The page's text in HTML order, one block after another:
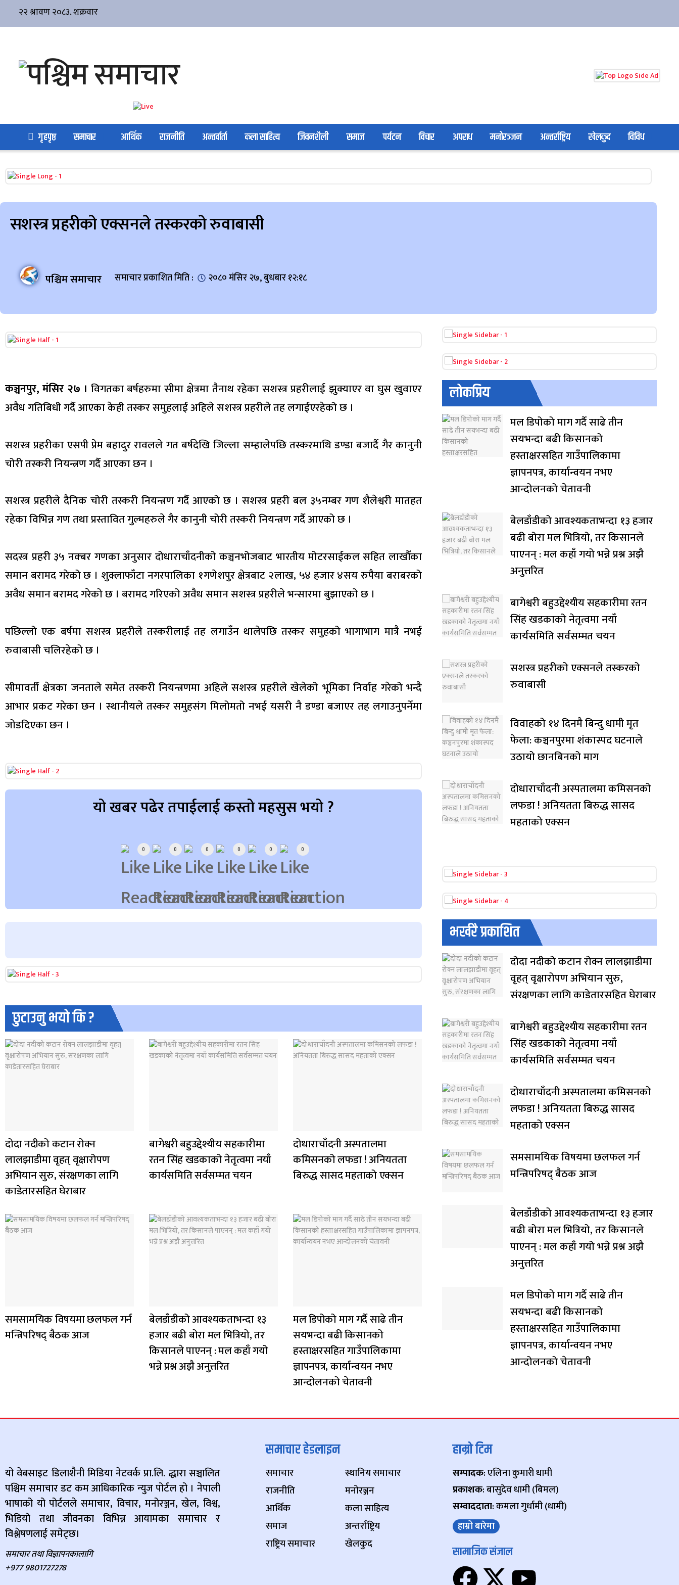
गृहपृष्ठ समाचार आर्थिक राजनीति अन्तर्वार्ता कला साहित्य जिवनशैली समाज पर्यटन विचार अपराध मनोरञ्जन अन्तर्राष्ट्रिय खेलकुद विविध
सशस्त्र प्रहरीको एक्सनले तस्करको रुवाबासी
पश्चिम समाचार समाचार प्रकाशित मिति : २०८० मंसिर २७, बुधबार १२:१८
कञ्चनपुर, मंसिर २७ । विगतका बर्षहरुमा सीमा क्षेत्रमा तैनाथ रहेका सशस्त्र प्रहरीलाई झुक्याएर वा घुस खुवाएर
अवैध गतिबिधी गर्दै आएका केही तस्कर समुहलाई अहिले सशस्त्र प्रहरीले तह लगाईएरहेको छ ।
सशस्त्र प्रहरीका एसपी प्रेम बहादुर रावलले गत बर्षदेखि जिल्ला सम्हालेपछि तस्करमाथि डण्डा बजार्दै गैर कानुनी
चोरी तस्करी नियन्त्रण गर्दै आएका छन ।
सशस्त्र प्रहरीले दैनिक चोरी तस्करी नियन्त्रण गर्दै आएको छ । सशस्त्र प्रहरी बल ३५नम्बर गण शैलेश्वरी मातहत
रहेका विभिन्न गण तथा प्रस्तावित गुल्महरुले गैर कानुनी चोरी तस्करी नियन्त्रण गर्दै आएको छ ।
सदस्त्र प्रहरी ३५ नक्बर गणका अनुसार दोधाराचाँदनीको कञ्चनभोजबाट भारतीय मोटरसाईकल सहित लाखौँका
समान बरामद गरेको छ । शुक्लाफाँटा नगरपालिका १गणेशपुर क्षेत्रबाट २लाख, ५४ हजार ४सय रुपैया बराबरको
अवैध समान बरामद गरेको छ । बरामद गरिएको अवैध समान सशस्त्र प्रहरीले भन्सारमा बुझाएको छ ।
पछिल्लो एक बर्षमा सशस्त्र प्रहरीले तस्करीलाई तह लगाउँन थालेपछि तस्कर समुहको भागाभाग मात्रै नभई
रुवाबासी चलिरहेको छ ।
सीमावर्ती क्षेत्रका जनताले समेत तस्करी नियन्त्रणमा अहिले सशस्त्र प्रहरीले खेलेको भूमिका निर्वाह गरेको भन्दै
आभार प्रकट गरेका छन । स्थानीयले तस्कर समुहसंग मिलोमतो नभई यसरी नै डण्डा बजाएर तह लगाउनुपर्नेमा
जोडदिएका छन ।
यो खबर पढेर तपाईलाई कस्तो महसुस भयो ?
0 0 0 0 0 0
छुटाउनु भयो कि ?
दोदा नदीको कटान रोक्न
लालझाडीमा वृहत् वृक्षारोपण
अभियान सुरु, संरक्षणका लागि
काडेतारसहित घेराबार
बागेश्वरी बहुउद्देश्यीय सहकारीमा
रतन सिंह खडकाको नेतृत्वमा नयाँ
कार्यसमिति सर्वसम्मत चयन
दोधाराचाँदनी अस्पतालमा
कमिसनको लफडा ! अनियतता
बिरुद्ध सासद महताको एक्सन
समसामयिक विषयमा छलफल गर्न
मन्त्रिपरिषद् बैठक आज
बेलडाँडीको आवश्यकताभन्दा १३
हजार बढी बोरा मल भित्रियो, तर
किसानले पाएनन् : मल कहाँ गयो
भन्ने प्रश्न अझै अनुत्तरित
मल डिपोको माग गर्दै साढे तीन
सयभन्दा बढी किसानको
हस्ताक्षरसहित गाउँपालिकामा
ज्ञापनपत्र, कार्यान्वयन नभए
आन्दोलनको चेतावनी
लोकप्रिय
मल डिपोको माग गर्दै साढे तीन
सयभन्दा बढी किसानको
हस्ताक्षरसहित गाउँपालिकामा
ज्ञापनपत्र, कार्यान्वयन नभए
आन्दोलनको चेतावनी
बेलडाँडीको आवश्यकताभन्दा १३ हजार
बढी बोरा मल भित्रियो, तर किसानले
पाएनन् : मल कहाँ गयो भन्ने प्रश्न अझै
अनुत्तरित
बागेश्वरी बहुउद्देश्यीय सहकारीमा रतन
सिंह खडकाको नेतृत्वमा नयाँ
कार्यसमिति सर्वसम्मत चयन
सशस्त्र प्रहरीको एक्सनले तस्करको
रुवाबासी
विवाहको १४ दिनमै बिन्दु धामी मृत
फेला: कञ्चनपुरमा शंकास्पद घटनाले
उठायो छानबिनको माग
दोधाराचाँदनी अस्पतालमा कमिसनको
लफडा ! अनियतता बिरुद्ध सासद
महताको एक्सन
भर्खरै प्रकाशित
दोदा नदीको कटान रोक्न लालझाडीमा
वृहत् वृक्षारोपण अभियान सुरु,
संरक्षणका लागि काडेतारसहित घेराबार
बागेश्वरी बहुउद्देश्यीय सहकारीमा रतन
सिंह खडकाको नेतृत्वमा नयाँ
कार्यसमिति सर्वसम्मत चयन
दोधाराचाँदनी अस्पतालमा कमिसनको
लफडा ! अनियतता बिरुद्ध सासद
महताको एक्सन
समसामयिक विषयमा छलफल गर्न
मन्त्रिपरिषद् बैठक आज
बेलडाँडीको आवश्यकताभन्दा १३ हजार
बढी बोरा मल भित्रियो, तर किसानले
पाएनन् : मल कहाँ गयो भन्ने प्रश्न अझै
अनुत्तरित
मल डिपोको माग गर्दै साढे तीन
सयभन्दा बढी किसानको
हस्ताक्षरसहित गाउँपालिकामा
ज्ञापनपत्र, कार्यान्वयन नभए
आन्दोलनको चेतावनी
यो वेबसाइट डिलाशैनी मिडिया नेटवर्क प्रा.लि. द्धारा सञ्चालित
पश्चिम समाचार डट कम आधिकारिक न्युज पोर्टल हो । नेपाली
भाषाको यो पोर्टलले समाचार, विचार, मनोरञ्जन, खेल, विश्व,
भिडियो तथा जीवनका विभिन्न आयामका समाचार र
विश्लेषणलाई समेट्छ।
समाचार तथा विज्ञापनकालागि
+977 9801727278
समाचार हेडलाइन
समाचार
राजनीति
आर्थिक
समाज
राष्ट्रिय समाचार
स्थानिय समाचार
मनोरञ्जन
कला साहित्य
अन्तर्राष्ट्रिय
खेलकुद
हाम्रो टिम
सम्पादक: एलिना कुमारी धामी
प्रकाशक: बासुदेव धामी (बिमल)
सम्वाददाता: कमला गुर्धामी (धामी)
हाम्रो बारेमा
सामाजिक संजाल